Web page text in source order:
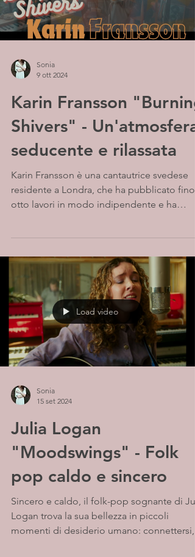
Sonia
9 ott 2024
Karin Fransson "Burning
Shivers" - Un'atmosfera
seducente e rilassata
Karin Fransson è una cantautrice svedese
residente a Londra, che ha pubblicato
otto lavori in modo indipendente e ha
Load video
Sonia
15 set 2024
Julia Logan
"Moodswings" - Folk
pop caldo e sincero
Sincero e caldo, il folk-pop sognante di
Logan trova la sua bellezza in piccoli
momenti di desiderio umano: connettersi,